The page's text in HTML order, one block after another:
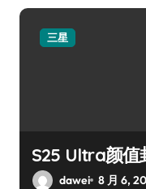
三星
S25 Ultra颜值
dawei 8 月 6,